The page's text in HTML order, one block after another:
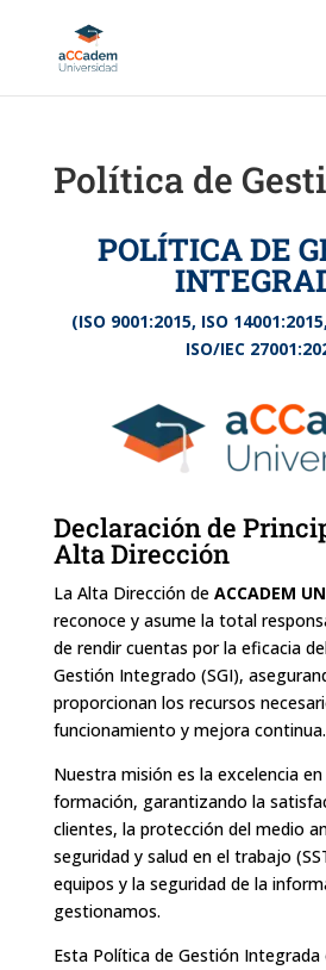
Política de
POLÍTICA DE
(ISO 9001:2015, ISO
ISO/IEC
Declaración de
Alta Dirección
La Alta Dirección de ACCADEM
reconoce y asume la total
de rendir cuentas por la eficacia
Gestión Integrado (SGI),
proporcionan los recursos
funcionamiento y mejora continua.
Nuestra misión es la excelencia
formación, garantizando la
clientes, la protección del medio
seguridad y salud en el trabajo
equipos y la seguridad de la
gestionamos.
Esta Política de Gestión